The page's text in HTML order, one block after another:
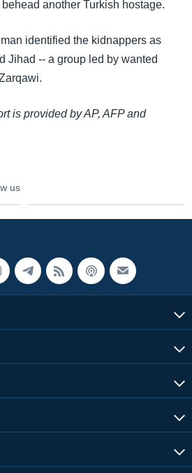
another Turkish hostage.
identified the kidnappers as
Jihad -- a group led by wanted
is provided by AP, AFP and
us